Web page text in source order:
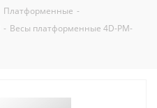
Платформенные -
- Весы платформенные 4D-PM-